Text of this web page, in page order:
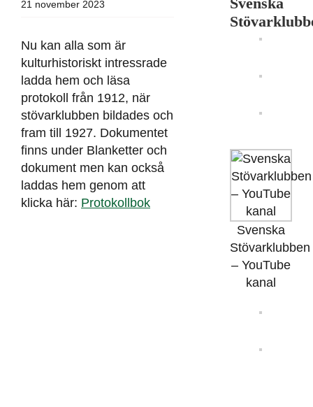
21 november 2023
Nu kan alla som är
kulturhistoriskt intressrade
ladda hem och läsa
protokoll från 1912, när
stövarklubben bildades och
fram till 1927. Dokumentet
finns under Blanketter och
dokument men kan också
laddas hem genom att
klicka här: Protokollbok
Svenska
Stövarklubben
– YouTube
kanal